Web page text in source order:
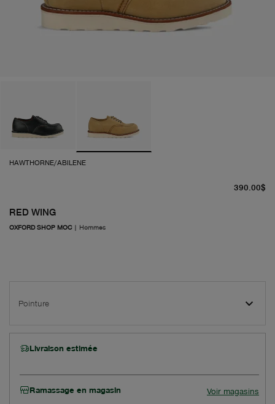
HAWTHORNE/ABILENE
RED WING
OXFORD SHOP MOC| Hommes
390.00$
Pointure
Livraison estimée
Ramassage en magasin Voir magasins